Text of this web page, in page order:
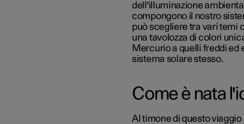
dell'illuminazione
compongono il nostro
può scegliere tra vari temi
una tavolozza di colori
Mercurio a quelli freddi ed
sistema solare stesso.
Come è nata
Al timone di questo